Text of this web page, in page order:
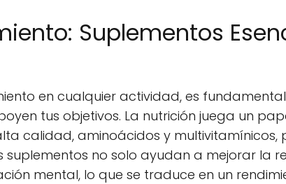
Suplementos
en cualquier actividad, es
tus objetivos. La nutrición juega un
calidad, aminoácidos y multivitamínicos,
suplementos no solo ayudan a mejorar la
mental, lo que se traduce en un